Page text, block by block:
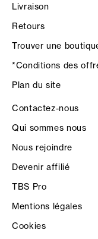
Livraison
Retours
Trouver une
*Conditions des
Plan du site
Contactez-nous
Qui sommes nous
Nous rejoindre
Devenir affilié
TBS Pro
Mentions légales
Cookies